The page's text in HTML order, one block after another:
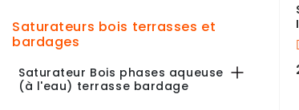
saturateurs bois terrasses et
bardages
Saturateur Bois phases aqueuse
(à l'eau) terrasse bardage